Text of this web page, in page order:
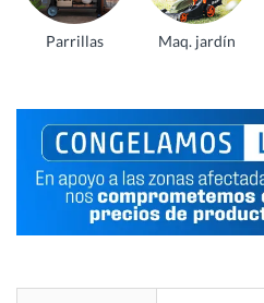
Parrillas Maq. jardín